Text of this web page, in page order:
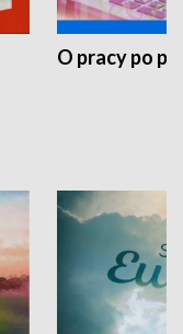
O pracy po